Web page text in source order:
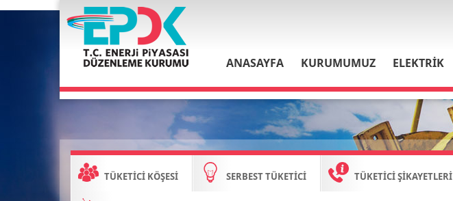
ANASAYFA KURUMUMUZ ELEKTRİK
TÜKETİCİ KÖŞESİ SERBEST TÜKETİCİ TÜKETİCİ ŞİKAYETLERİ